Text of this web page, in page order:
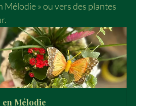
Mélodie » ou vers des plantes
en Mélodie